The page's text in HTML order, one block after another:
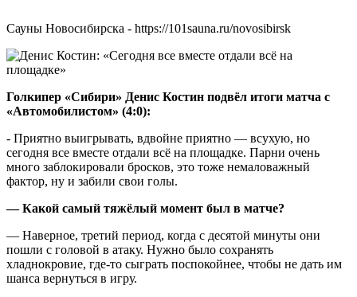
Сауны Новосибирска - https://101sauna.ru/novosibirsk
Голкипер «Сибири» Денис Костин подвёл итоги матча с
«Автомобилистом» (4:0):
- Приятно выигрывать, вдвойне приятно — всухую, но
сегодня все вместе отдали всё на площадке. Парни очень
много заблокировали бросков, это тоже немаловажный
фактор, ну и забили свои голы.
— Какой самый тяжёлый момент был в матче?
— Наверное, третий период, когда с десятой минуты они
пошли с головой в атаку. Нужно было сохранять
хладнокровие, где-то сыграть поспокойнее, чтобы не дать им
шанса вернуться в игру.